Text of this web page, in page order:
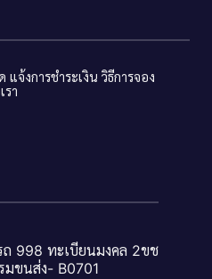
แจ้งการชำระเงิน วิธีการจอง
รา
ถ 998 ทะเบียนมงคล 2ขช
มขนส่ง- B0701